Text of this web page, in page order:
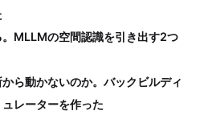
MLLMの空間認識を引き出す2つ
ら動かないのか。バックビルディ
レーターを作った